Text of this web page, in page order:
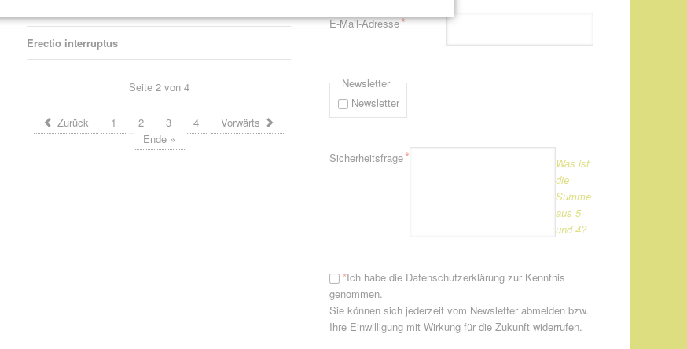
Erectio interruptus
Seite 2 von 4
Zurück 1 2 3 4
Vorwärts
Ende »
Pflichtfeld
E-Mail-Adresse*
Newsletter
Newsletter
Pflichtfeld
Sicherheitsfrage*
Was ist
die
Summe
aus 5
und 4?
*Ich habe die Datenschutzerklärungzur Kenntnis
genommen.
Sie können sich jederzeit vom Newsletter abmelden bzw.
Ihre Einwilligung mit Wirkung für die Zukunft widerrufen.